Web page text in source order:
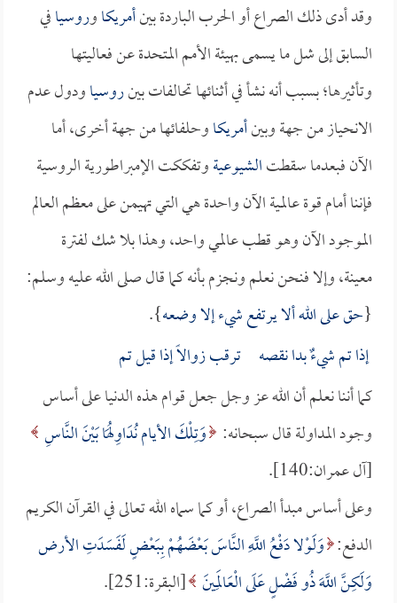
وقد أدى ذلك الصراع أو الحرب الباردة بينأمريكاوروسيافي
السابق إلى شل ما يسمى بهيئة الأمم المتحدة عن فعاليتها
وتأثيرها؛ بسبب أنه نشأ في أثنائها تحالفات بينروسياودول عدم
الانحياز من جهة وبينأمريكاوحلفائها من جهة أخرى، أما
الآن فبعدما سقطتالشيوعيةوتفككت الإمبراطورية الروسية
فإننا أمام قوة عالمية الآن واحدة هي التي تهيمن على معظم العالم
الموجود الآن وهو قطب عالمي واحد، وهذا بلا شك لفترة
معينة، وإلا فنحن نعلم ونجزم بأنه كما قال صلى الله عليه وسلم:
{حق على الله ألا يرتفع شيء إلا وضعه}.
إذا تم شيءٌ بدا نقصه ترقب زوالاً إذا قيل تم
كما أننا نعلم أن الله عز وجل جعل قوام هذه الدنيا على أساس
وجود المداولة قال سبحانه: وَتِلْكَ الأيام نُدَاوِلُهَا بَيْنَ النَّاسِ
[آل عمران:140].
وعلى أساس مبدأ الصراع، أو كما سماه الله تعالى في القرآن الكريم
الدفع: وَلَوْلا دَفْعُ اللَّهِ النَّاسَ بَعْضَهُمْ بِبَعْضٍ لَفَسَدَتِ الأرض
وَلَكِنَّ اللَّهَ ذُو فَضْلٍ عَلَى الْعَالَمِينَ [البقرة:251].